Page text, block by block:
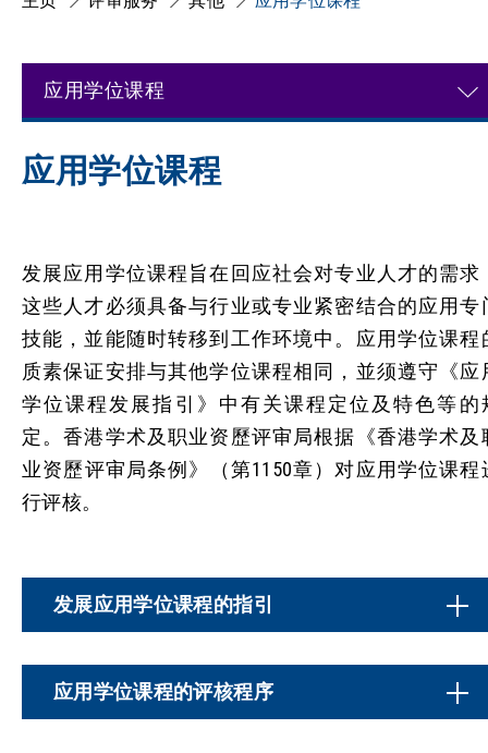
应用学位课程
应用学位课程
发展应用学位课程旨在回应社会对专业人才的需求
这些人才必须具备与行业或专业紧密结合的应用专
技能，並能随时转移到工作环境中。应用学位课程
质素保证安排与其他学位课程相同，並须遵守《应
学位课程发展指引》中有关课程定位及特色等的
定。香港学术及职业资歷评审局根据《香港学术及
业资歷评审局条例》（第1150章）对应用学位课程
行评核。
发展应用学位课程的指引
应用学位课程的评核程序